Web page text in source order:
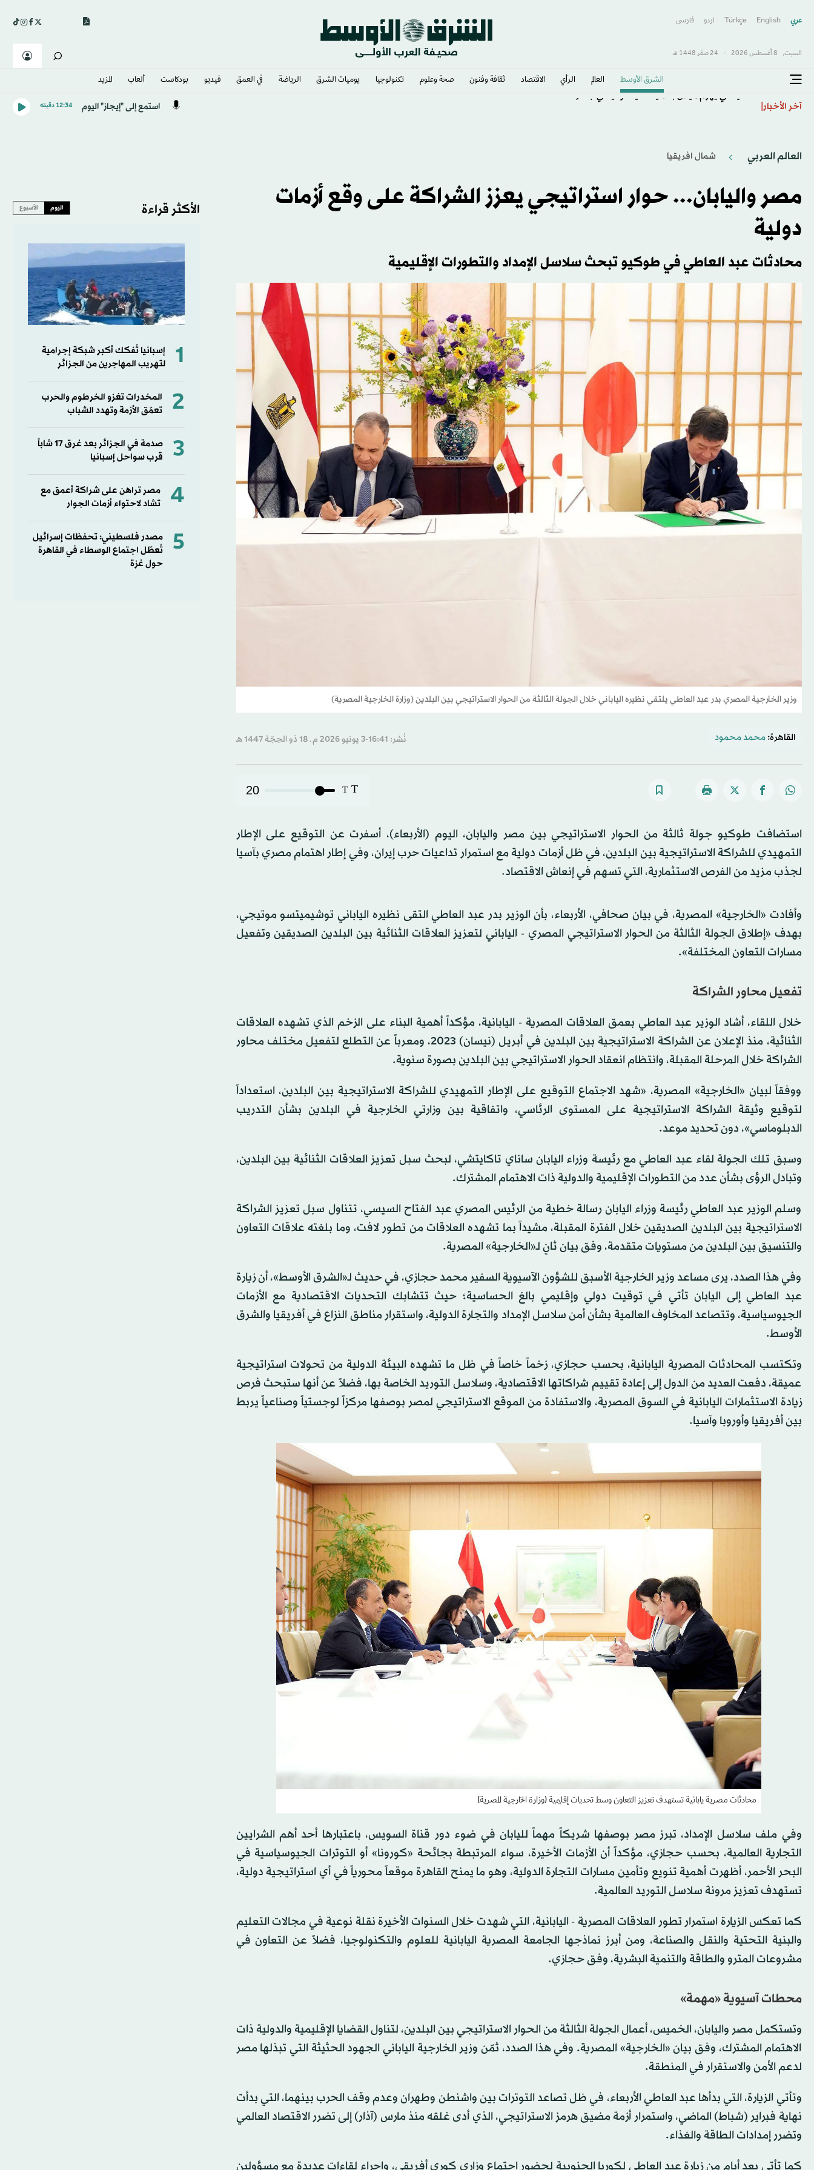
عربي English
Türkçe اردو فارسى
السبت, 8 أغسطس 2026 - 24 صفَر 1448 هـ
الشرق الأوسط​ العالم الرأي الاقتصاد ثقافة وفنون صحة وعلوم تكنولوجيا يوميات الشرق​ الرياضة في العمق فيديو بودكاست ألعاب المزيد
آخر الأخبار تشيلسي يهزم ميلان بثلاثية نظيفة وديّاً في جاكرتا استمع إلى "إيجاز" اليوم 12:34 دقيقه
العالم العربي شمال افريقيا
مصر واليابان... حوار استراتيجي يعزز الشراكة على وقع أزمات
دولية
محادثات عبد العاطي في طوكيو تبحث سلاسل الإمداد والتطورات الإقليمية
وزير الخارجية المصري بدر عبد العاطي يلتقي نظيره الياباني خلال الجولة الثالثة من الحوار الاستراتيجي بين البلدين (وزارة الخارجية المصرية)
القاهرة: محمد محمود نُشر: 16:41-3 يونيو 2026 م ـ 18 ذو الحِجّة 1447 هـ
T
T
20
استضافت طوكيو جولة ثالثة من الحوار الاستراتيجي بين مصر واليابان، اليوم (الأربعاء)، أسفرت عن التوقيع على الإطار
التمهيدي للشراكة الاستراتيجية بين البلدين، في ظل أزمات دولية مع استمرار تداعيات حرب إيران، وفي إطار اهتمام مصري بآسيا
لجذب مزيد من الفرص الاستثمارية، التي تسهم في إنعاش الاقتصاد.
وأفادت «الخارجية» المصرية، في بيان صحافي، الأربعاء، بأن الوزير بدر عبد العاطي التقى نظيره الياباني توشيميتسو موتيجي،
بهدف «إطلاق الجولة الثالثة من الحوار الاستراتيجي المصري - الياباني لتعزيز العلاقات الثنائية بين البلدين الصديقين وتفعيل
مسارات التعاون المختلفة».
تفعيل محاور الشراكة
خلال اللقاء، أشاد الوزير عبد العاطي بعمق العلاقات المصرية - اليابانية، مؤكداً أهمية البناء على الزخم الذي تشهده العلاقات
الثنائية، منذ الإعلان عن الشراكة الاستراتيجية بين البلدين في أبريل (نيسان) 2023، ومعرباً عن التطلع لتفعيل مختلف محاور
الشراكة خلال المرحلة المقبلة، وانتظام انعقاد الحوار الاستراتيجي بين البلدين بصورة سنوية.
ووفقاً لبيان «الخارجية» المصرية، «شهد الاجتماع التوقيع على الإطار التمهيدي للشراكة الاستراتيجية بين البلدين، استعداداً
لتوقيع وثيقة الشراكة الاستراتيجية على المستوى الرئاسي، واتفاقية بين وزارتي الخارجية في البلدين بشأن التدريب
الدبلوماسي»، دون تحديد موعد.
وسبق تلك الجولة لقاء عبد العاطي مع رئيسة وزراء اليابان ساناي تاكايتشي، لبحث سبل تعزيز العلاقات الثنائية بين البلدين،
وتبادل الرؤى بشأن عدد من التطورات الإقليمية والدولية ذات الاهتمام المشترك.
وسلم الوزير عبد العاطي رئيسة وزراء اليابان رسالة خطية من الرئيس المصري عبد الفتاح السيسي، تتناول سبل تعزيز الشراكة
الاستراتيجية بين البلدين الصديقين خلال الفترة المقبلة، مشيداً بما تشهده العلاقات من تطور لافت، وما بلغته علاقات التعاون
والتنسيق بين البلدين من مستويات متقدمة، وفق بيان ثانٍ لـ«الخارجية» المصرية.
وفي هذا الصدد، يرى مساعد وزير الخارجية الأسبق للشؤون الآسيوية السفير محمد حجازي، في حديث لـ«الشرق الأوسط»، أن زيارة
عبد العاطي إلى اليابان تأتي في توقيت دولي وإقليمي بالغ الحساسية؛ حيث تتشابك التحديات الاقتصادية مع الأزمات
الجيوسياسية، وتتصاعد المخاوف العالمية بشأن أمن سلاسل الإمداد والتجارة الدولية، واستقرار مناطق النزاع في أفريقيا والشرق
الأوسط.
وتكتسب المحادثات المصرية اليابانية، بحسب حجازي، زخماً خاصاً في ظل ما تشهده البيئة الدولية من تحولات استراتيجية
عميقة، دفعت العديد من الدول إلى إعادة تقييم شراكاتها الاقتصادية، وسلاسل التوريد الخاصة بها، فضلاً عن أنها ستبحث فرص
زيادة الاستثمارات اليابانية في السوق المصرية، والاستفادة من الموقع الاستراتيجي لمصر بوصفها مركزاً لوجستياً وصناعياً يربط
بين أفريقيا وأوروبا وآسيا.
محادثات مصرية يابانية تستهدف تعزيز التعاون وسط تحديات إقليمية (وزارة الخارجية المصرية)
وفي ملف سلاسل الإمداد، تبرز مصر بوصفها شريكاً مهماً لليابان في ضوء دور قناة السويس، باعتبارها أحد أهم الشرايين
التجارية العالمية، بحسب حجازي، مؤكداً أن الأزمات الأخيرة، سواء المرتبطة بجائحة «كورونا» أو التوترات الجيوسياسية في
البحر الأحمر، أظهرت أهمية تنويع وتأمين مسارات التجارة الدولية، وهو ما يمنح القاهرة موقعاً محورياً في أي استراتيجية دولية،
تستهدف تعزيز مرونة سلاسل التوريد العالمية.
كما تعكس الزيارة استمرار تطور العلاقات المصرية - اليابانية، التي شهدت خلال السنوات الأخيرة نقلة نوعية في مجالات التعليم
والبنية التحتية والنقل والصناعة، ومن أبرز نماذجها الجامعة المصرية اليابانية للعلوم والتكنولوجيا، فضلاً عن التعاون في
مشروعات المترو والطاقة والتنمية البشرية، وفق حجازي.
محطات آسيوية «مهمة»
وتستكمل مصر واليابان، الخميس، أعمال الجولة الثالثة من الحوار الاستراتيجي بين البلدين، لتناول القضايا الإقليمية والدولية ذات
الاهتمام المشترك، وفق بيان «الخارجية» المصرية. وفي هذا الصدد، ثمّن وزير الخارجية الياباني الجهود الحثيثة التي تبذلها مصر
لدعم الأمن والاستقرار في المنطقة.
وتأتي الزيارة، التي بدأها عبد العاطي الأربعاء، في ظل تصاعد التوترات بين واشنطن وطهران وعدم وقف الحرب بينهما، التي بدأت
نهاية فبراير (شباط) الماضي، واستمرار أزمة مضيق هرمز الاستراتيجي، الذي أدى غلقه منذ مارس (آذار) إلى تضرر الاقتصاد العالمي
وتضرر إمدادات الطاقة والغذاء.
كما تأتي بعد أيام من زيارة عبد العاطي لكوريا الجنوبية لحضور اجتماع وزاري كوري أفريقي، وإجراء لقاءات عديدة مع مسؤولين
الأكثر قراءة اليوم الأسبوع
1
إسبانيا تُفكك أكبر شبكة إجرامية
لتهريب المهاجرين من الجزائر
2
المخدرات تغزو الخرطوم والحرب
تعمّق الأزمة وتهدد الشباب
3
صدمة في الجزائر بعد غرق 17 شاباً
قرب سواحل إسبانيا
4
مصر تراهن على شراكة أعمق مع
تشاد لاحتواء أزمات الجوار
5
مصدر فلسطيني: تحفظات إسرائيل
تُعطّل اجتماع الوسطاء في القاهرة
حول غزة